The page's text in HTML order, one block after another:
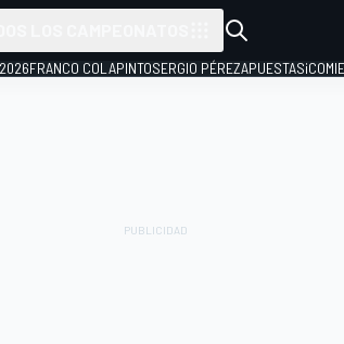
FRANCO COLAPINTOSERGIO PÉREZAPUESTAS